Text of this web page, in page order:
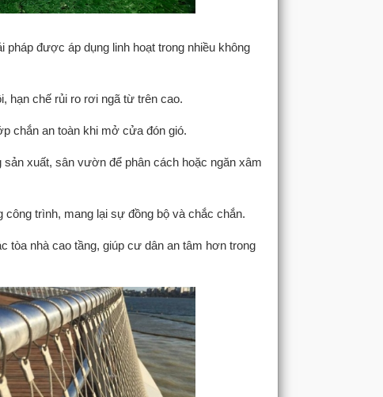
được áp dụng linh hoạt trong nhiều không
hạn chế rủi ro rơi ngã từ trên cao.
chắn an toàn khi mở cửa đón gió.
xuất, sân vườn để phân cách hoặc ngăn xâm
trình, mang lại sự đồng bộ và chắc chắn.
nhà cao tầng, giúp cư dân an tâm hơn trong